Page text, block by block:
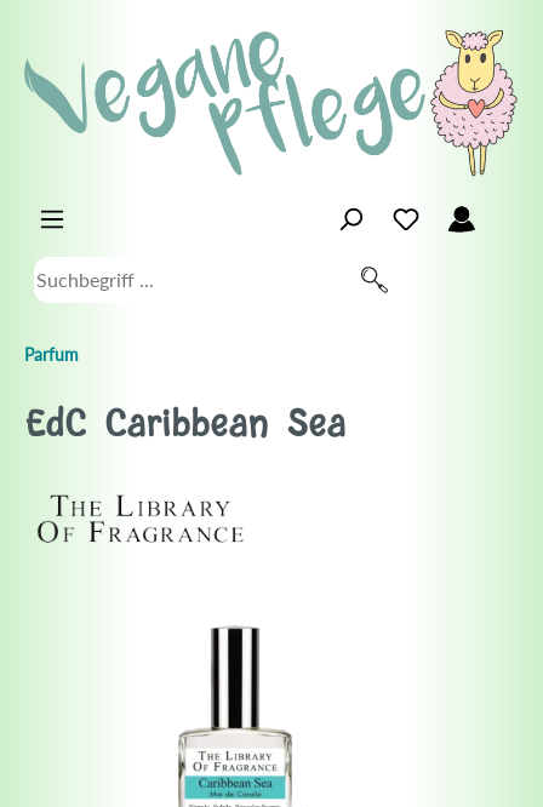
Parfum
EdC Caribbean Sea